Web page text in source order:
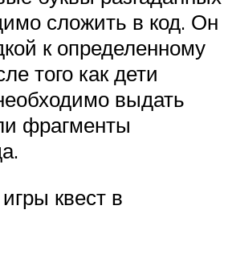
сложить в код. Он
к определенному
того как дети
выдать
фрагменты
квест в